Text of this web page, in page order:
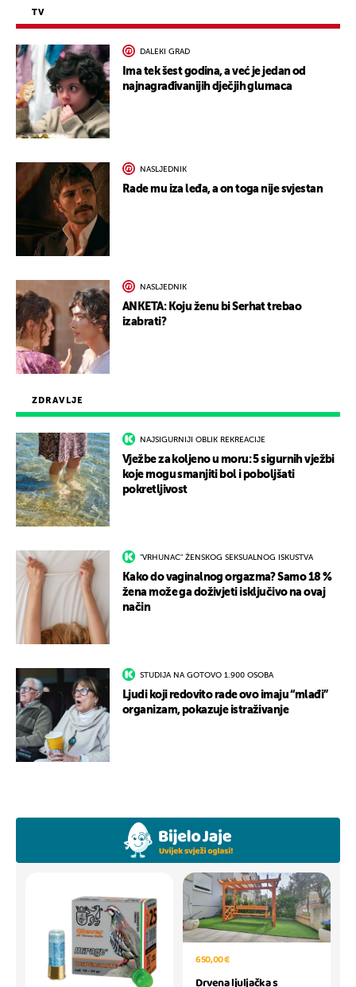
ZDRAVLJE
NAJSIGURNIJI OBLIK REKREACIJE
Vježbe za koljeno u moru: 5 sigurnih vježbi
koje mogu smanjiti bol i poboljšati
pokretljivost
"VRHUNAC" ŽENSKOG SEKSUALNOG ISKUSTVA
Kako do vaginalnog orgazma? Samo 18 %
žena može ga doživjeti isključivo na ovaj
način
STUDIJA NA GOTOVO 1.900 OSOBA
Ljudi koji redovito rade ovo imaju “mlađi”
organizam, pokazuje istraživanje
TV
DALEKI GRAD
Ima tek šest godina, a već je jedan od
najnagrađivanijih dječjih glumaca
NASLJEDNIK
Rade mu iza leđa, a on toga nije svjestan
NASLJEDNIK
ANKETA: Koju ženu bi Serhat trebao
izabrati?
650,00 €
Drvena ljuljačka s